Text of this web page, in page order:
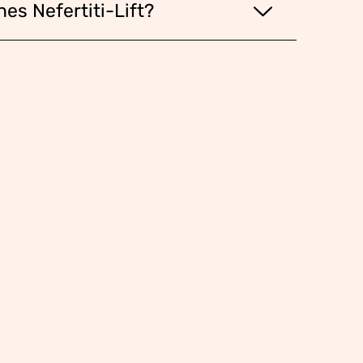
Nefertiti-Lift?